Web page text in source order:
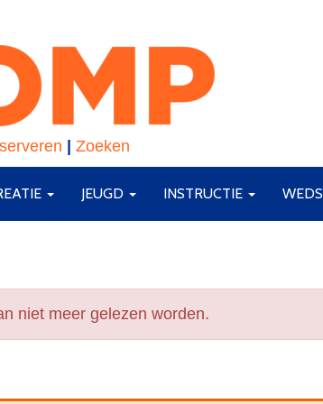
Zoeken
JEUGD INSTRUCTIE
niet meer gelezen worden.